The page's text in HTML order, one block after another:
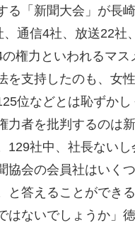
る「新聞大会」が長
通信4社、放送22社
権力といわれるマス
を支持したのも、女
位などとは恥ずかし
力者を批判するのは
129社中、社長ない
協会の会員社はいく
と答えることができる
はないでしょうか」